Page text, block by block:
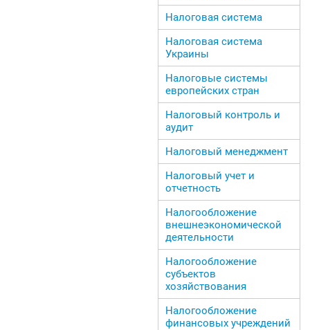
Налоговая система
Налоговая система
Украины
Налоговые системы
европейских стран
Налоговый контроль и
аудит
Налоговый менеджмент
Налоговый учет и
отчетность
Налогообложение
внешнеэкономической
деятельности
Налогообложение
субъектов
хозяйствования
Налогообложение
финансовых учреждений